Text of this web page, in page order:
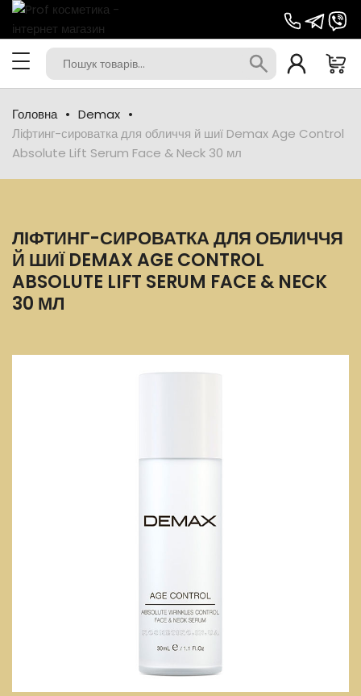
Головна
Demax
Ліфтинг-сироватка для обличчя й шиї Demax Age Control
Absolute Lift Serum Face & Neck 30 мл
ЛІФТИНГ-СИРОВАТКА ДЛЯ ОБЛИЧЧЯ
Й ШИЇ DEMAX AGE CONTROL
ABSOLUTE LIFT SERUM FACE & NECK
30 МЛ